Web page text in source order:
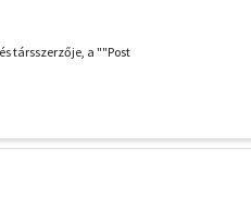
társszerzője, a ""Post